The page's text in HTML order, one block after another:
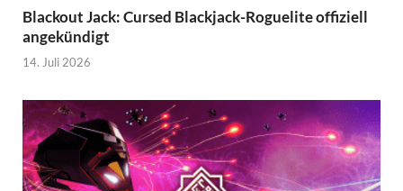
Blackout Jack: Cursed Blackjack-Roguelite offiziell
angekündigt
14. Juli 2026